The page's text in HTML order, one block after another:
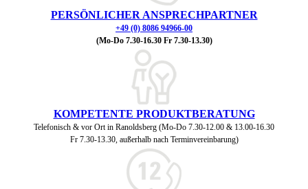
PERSÖNLICHER ANSPRECHPARTNER
+49 (0) 8086 94966-00
(Mo-Do 7.30-16.30 Fr 7.30-13.30)
KOMPETENTE PRODUKTBERATUNG
Telefonisch & vor Ort in Ranoldsberg (Mo-Do 7.30-12.00 & 13.00-16.30
Fr 7.30-13.30, außerhalb nach Terminvereinbarung)